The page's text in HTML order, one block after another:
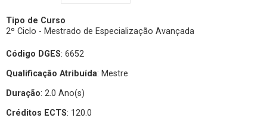
Tipo de Curso
2º Ciclo - Mestrado de Especialização Avançada
Código DGES: 6652
Qualificação Atribuída: Mestre
Duração: 2.0 Ano(s)
Créditos ECTS: 120.0